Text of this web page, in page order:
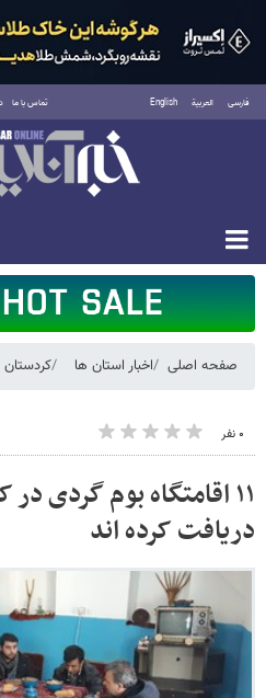
فارسی العربية English تماس با ما
شنبه ۱۷ مرداد ۱۴۰۵
صفحه اصلی اخبار استان ها کردستان
۰ نفر
۱۱ اقامتگاه بوم گردی
دریافت کرده اند